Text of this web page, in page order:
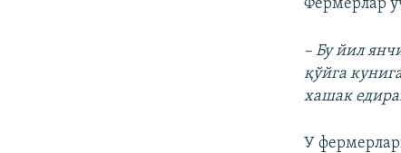
Фермерлар
– Бу йил
қўйга
хашак
У